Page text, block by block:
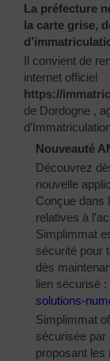
La préfecture
la carte grise,
Il convient de
internet officiel
https://
de Dordogne ,
Nouveauté
Découvrez
nouvelle
Conçue dans
relatives à
Simplimmat
sécurité pour
dès
lien sécurisé :
solutions-
Simplimmat
sécurisée par
proposant les